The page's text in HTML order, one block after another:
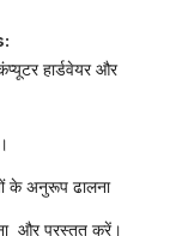
हार्डवेयर और
के अनुरूप ढालना
और प्रस्तुत करें।